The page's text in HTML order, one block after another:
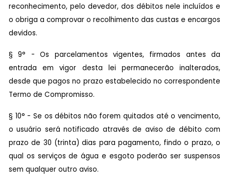
reconhecimento, pelo devedor, dos débitos nele incluídos e
o obriga a comprovar o recolhimento das custas e encargos
devidos.
§ 9° - Os parcelamentos vigentes, firmados antes da
entrada em vigor desta lei permanecerão inalterados,
desde que pagos no prazo estabelecido no correspondente
Termo de Compromisso.
§ 10° - Se os débitos não forem quitados até o vencimento,
o usuário será notificado através de aviso de débito com
prazo de 30 (trinta) dias para pagamento, findo o prazo, o
qual os serviços de água e esgoto poderão ser suspensos
sem qualquer outro aviso.